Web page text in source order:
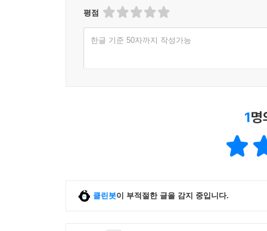
평점
한글 기준 50자까지 작성가능
1명
클린봇이 부적절한 글을 감지 중입니다.